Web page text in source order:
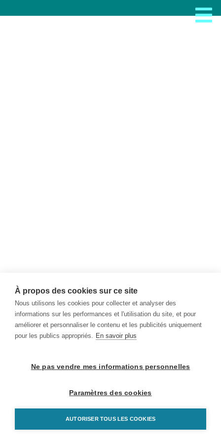
À propos des cookies sur ce site
Nous utilisons les cookies pour collecter et analyser des
informations sur les performances et l'utilisation du site, et pour
améliorer et personnaliser le contenu et les publicités uniquement
pour les publics appropriés. En savoir plus
Ne pas vendre mes informations personnelles
Paramètres des cookies
AUTORISER TOUS LES COOKIES